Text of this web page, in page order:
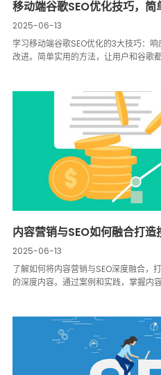
移动端谷歌SEO优化技巧，
2025-06-13
学习移动端谷歌SEO优化的3大技巧：
改进。简单实用的方法，让用户和谷歌
内容营销与SEO如何融合打
2025-06-13
了解如何将内容营销与SEO深度融合，
的深度内容。通过案例和实践，掌握内